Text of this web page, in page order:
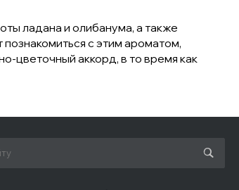
ладана и олибанума, а также
с этим ароматом,
цветочный аккорд, в то время как